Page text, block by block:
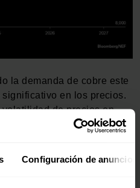
Configuración de anuncios
la demanda de cobre este
en los precios.
de precios en
recuperación económica
en la
Bolsa de